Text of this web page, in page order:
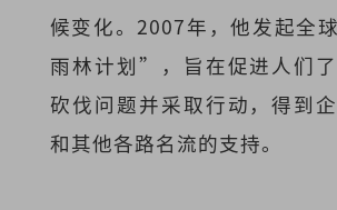
候变化。2007年，他发起全
雨林计划”，旨在促进人们
砍伐问题并采取行动，得到
和其他各路名流的支持。